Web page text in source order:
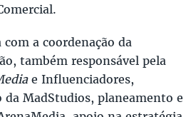
a coordenação da
também responsável pela
e Influenciadores,
da MadStudios, planeamento e